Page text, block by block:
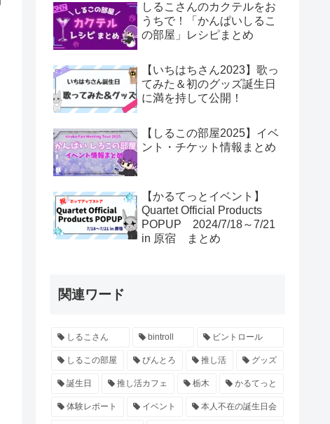
しるこさんのカクテルをお
うちで！「かんぱいしるこ
の部屋」レシピまとめ
【いちはちさん2023】歌っ
てみた＆初のグッズ誕生日
に満を持して公開！
【しるこの部屋2025】イベ
ント・チケット情報まとめ
【かるてっとイベント】
Quartet Official Products
POPUP 2024/7/18～7/21
in 原宿 まとめ
関連ワード
しるこさん bintroll ビントロール
しるこの部屋 びんとろ 推し活 グッズ
誕生日 推し活カフェ 栃木 かるてっと
体験レポート イベント 本人不在の誕生日会